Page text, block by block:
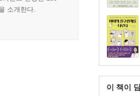
이 책이
소개한다.